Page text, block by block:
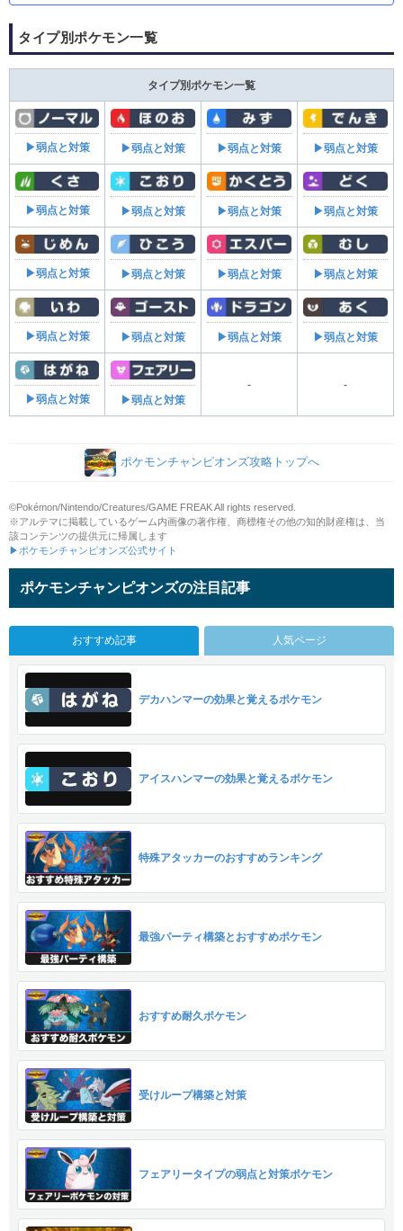
タイプ別ポケモン一覧
タイプ別ポケモン一覧
▶弱点と対策 ▶弱点と対策 ▶弱点と対策 ▶弱点と対策
▶弱点と対策 ▶弱点と対策 ▶弱点と対策 ▶弱点と対策
▶弱点と対策 ▶弱点と対策 ▶弱点と対策 ▶弱点と対策
▶弱点と対策 ▶弱点と対策 ▶弱点と対策 ▶弱点と対策
▶弱点と対策 ▶弱点と対策
- -
ポケモンチャンピオンズ攻略トップへ
©Pokémon/Nintendo/Creatures/GAME FREAK All rights reserved.
※アルテマに掲載しているゲーム内画像の著作権、商標権その他の知的財産権は、当
該コンテンツの提供元に帰属します
▶ポケモンチャンピオンズ公式サイト
ポケモンチャンピオンズの注目記事
おすすめ記事 人気ページ
デカハンマーの効果と覚えるポケモン
アイスハンマーの効果と覚えるポケモン
特殊アタッカーのおすすめランキング
最強パーティ構築とおすすめポケモン
おすすめ耐久ポケモン
受けループ構築と対策
フェアリータイプの弱点と対策ポケモン